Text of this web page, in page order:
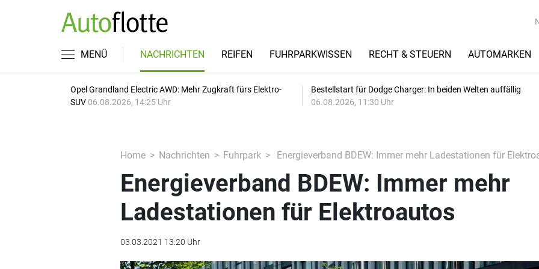
MENÜ NACHRICHTEN REIFEN FUHRPARKWISSEN RECHT & STEUERN AUTOMARKEN
Opel Grandland Electric AWD: Mehr Zugkraft fürs Elektro-
SUV 06.08.2026, 14:25 Uhr
Bestellstart für Dodge Charger: In beiden Welten auffällig
06.08.2026, 11:30 Uhr
Home Nachrichten Fuhrpark Energieverband BDEW: Immer mehr Ladestationen für
Energieverband BDEW: Immer mehr
Ladestationen für Elektroautos
03.03.2021 13:20 Uhr